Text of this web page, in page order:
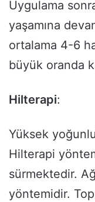
Uygulama
yaşamına
ortalama 4-6
büyük oranda
Hilterapi:
Yüksek
Hilterapi
sürmektedir.
yöntemidir.